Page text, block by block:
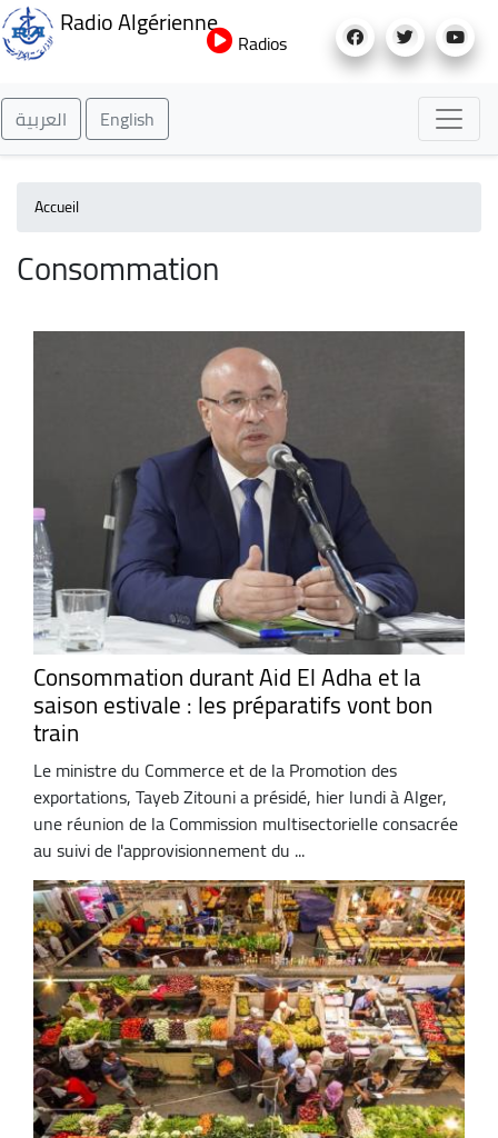
au
Radio Algérienne
Radios
العربية English
Accueil
Consommation
Consommation durant Aid El Adha et la
saison estivale : les préparatifs vont bon
train
Le ministre du Commerce et de la Promotion des
exportations, Tayeb Zitouni a présidé, hier lundi à Alger,
une réunion de la Commission multisectorielle consacrée
au suivi de l'approvisionnement du ...